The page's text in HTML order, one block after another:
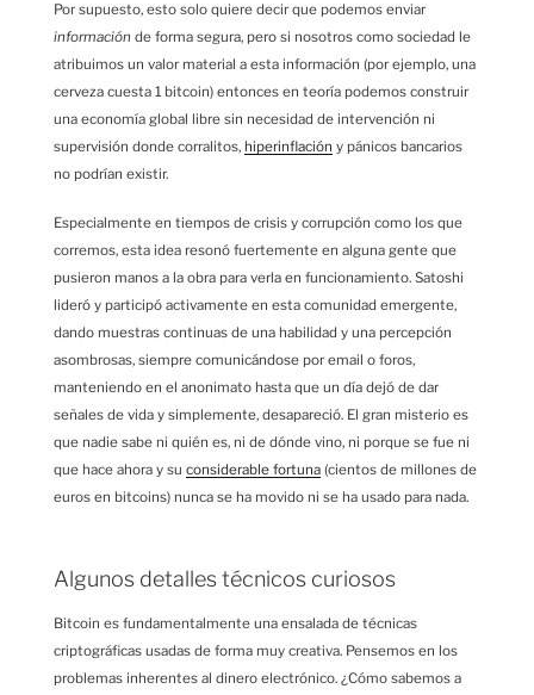
Por supuesto, esto solo quiere decir que podemos enviar
información de forma segura, pero si nosotros como sociedad le
atribuimos un valor material a esta información (por ejemplo, una
cerveza cuesta 1 bitcoin) entonces en teoría podemos construir
una economía global libre sin necesidad de intervención ni
supervisión donde corralitos, hiperinflación y pánicos bancarios
no podrían existir.
Especialmente en tiempos de crisis y corrupción como los que
corremos, esta idea resonó fuertemente en alguna gente que
pusieron manos a la obra para verla en funcionamiento. Satoshi
lideró y participó activamente en esta comunidad emergente,
dando muestras continuas de una habilidad y una percepción
asombrosas, siempre comunicándose por email o foros,
manteniendo en el anonimato hasta que un día dejó de dar
señales de vida y simplemente, desapareció. El gran misterio es
que nadie sabe ni quién es, ni de dónde vino, ni porque se fue ni
que hace ahora y su considerable fortuna (cientos de millones de
euros en bitcoins) nunca se ha movido ni se ha usado para nada.
Algunos detalles técnicos curiosos
Bitcoin es fundamentalmente una ensalada de técnicas
criptográficas usadas de forma muy creativa. Pensemos en los
problemas inherentes al dinero electrónico. ¿Cómo sabemos a